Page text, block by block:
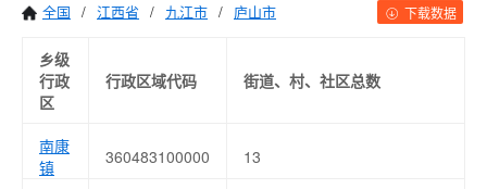
全国 / 江西省 / 九江市 / 庐山市 下载数据
乡级
行政
区
行政区域代码 街道、村、社区总数
南康
镇
360483100000 13